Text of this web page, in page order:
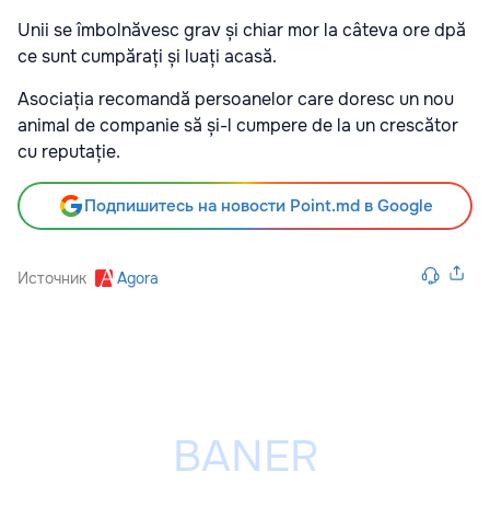
Unii se îmbolnăvesc grav și chiar mor la câteva ore dpă
ce sunt cumpărați și luați acasă.
Asociația recomandă persoanelor care doresc un nou
animal de companie să și-l cumpere de la un crescător
cu reputație.
Подпишитесь на новости Point.md в Google
Источник Agora